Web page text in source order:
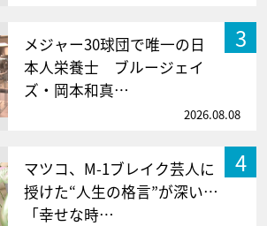
3
メジャー30球団で唯一の日
本人栄養士 ブルージェイ
ズ・岡本和真…
2026.08.08
4
マツコ、M-1ブレイク芸人に
授けた“人生の格言”が深い…
「幸せな時…